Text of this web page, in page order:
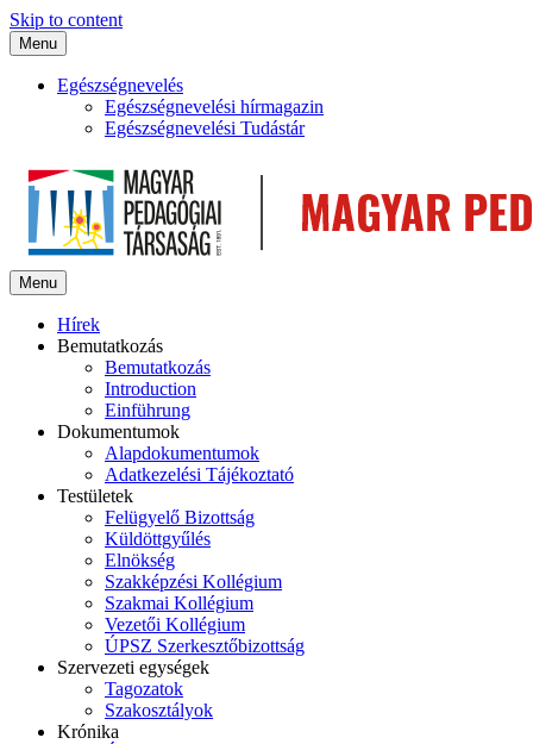
Skip to content
Menu
Egészségnevelés
Egészségnevelési hírmagazin
Egészségnevelési Tudástár
Menu
Hírek
Bemutatkozás
Bemutatkozás
Introduction
Einführung
Dokumentumok
Alapdokumentumok
Adatkezelési Tájékoztató
Testületek
Felügyelő Bizottság
Küldöttgyűlés
Elnökség
Szakképzési Kollégium
Szakmai Kollégium
Vezetői Kollégium
ÚPSZ Szerkesztőbizottság
Szervezeti egységek
Tagozatok
Szakosztályok
Krónika